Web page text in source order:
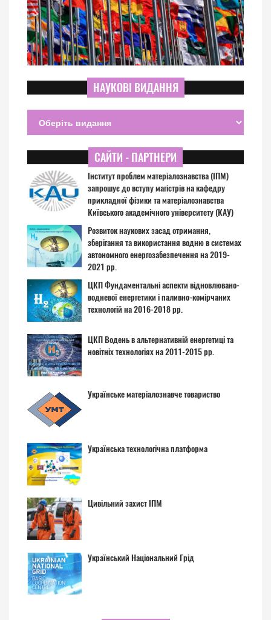
НАУКОВІ ВИДАННЯ
САЙТИ - ПАРТНЕРИ
Інститут проблем матеріалознавства (ІПМ)
запрошує до вступу магістрів на кафедру
прикладної фізики та матеріалознавства
Київського академічного університету (КАУ)
Розвиток наукових засад отримання,
зберігання та використання водню в системах
автономного енергозабезпечення на 2019-
2021 рр.
ЦКП Фундаментальні аспекти відновлювано-
водневої енергетики і паливно-комірчаних
технологій на 2016-2018 рр.
ЦКП Водень в альтернативній енергетиці та
новітніх технологіях на 2011-2015 рр.
Українське матеріалознавче товариство
Українська технологічна платформа
Цивільний захист ІПМ
Український Національний Грід